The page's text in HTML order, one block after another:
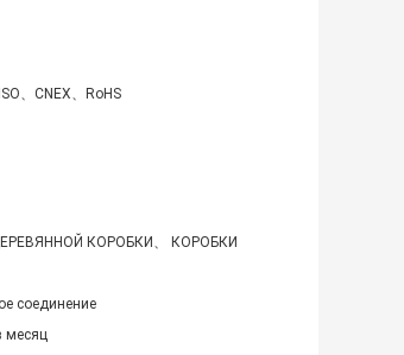
、CNEX、RoHS
КОРОБКИ、 КОРОБКИ
соединение
месяц